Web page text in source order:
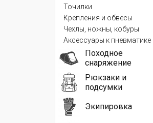
Точилки
Крепления и обвесы
Чехлы, ножны, кобуры
Аксессуары к пневматике
Походное
снаряжение
Рюкзаки и
подсумки
Экипировка